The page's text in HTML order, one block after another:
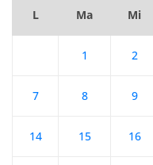
L Ma Mi
1 2
7 8 9
14 15 16